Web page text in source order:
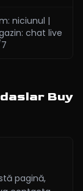
niciunul |
chat live
Buy
pagină,